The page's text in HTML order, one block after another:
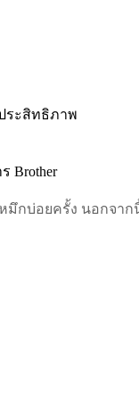
ระสิทธิภาพ
Brother
กบ่อยครั้ง นอกจา